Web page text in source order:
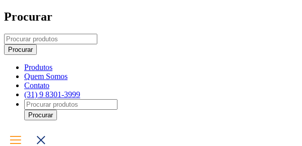
Procurar
Produtos
Quem Somos
Contato
(31) 9 8301-3999